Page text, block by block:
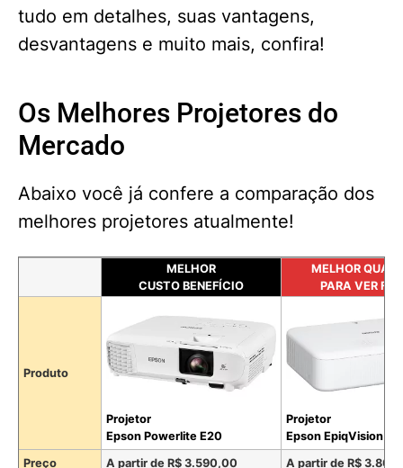
tudo em detalhes, suas vantagens,
desvantagens e muito mais, confira!
Os Melhores Projetores do
Mercado
Abaixo você já confere a comparação dos
melhores projetores atualmente!
MELHOR
CUSTO BENEFÍCIO
MELHOR
PARA VER
Produto
Projetor
Epson Powerlite E20
Projetor
Epson EpiqVision
Preço
A partir de R$ 3.590,00
A partir de R$